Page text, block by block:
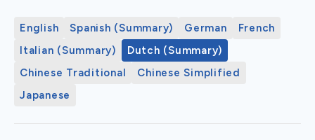
English Spanish (Summary) German
French
Italian (Summary)
Dutch (Summary)
Chinese Traditional
Chinese Simplified
Japanese